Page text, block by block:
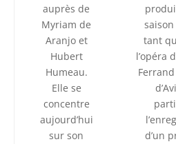
auprès de
Myriam de
Aranjo et
Hubert
Humeau.
Elle se
concentre
aujourd’hui
sur son
tant
l’opéra
Ferrand
d’un